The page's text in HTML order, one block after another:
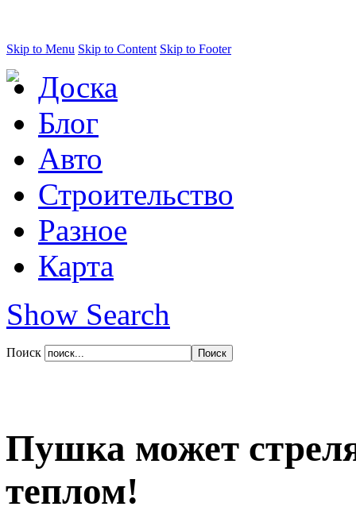
Skip to Menu Skip to Content Skip to Footer
Доска
Блог
Авто
Строительство
Разное
Карта
Show Search
Поиск
Пушка может
теплом!